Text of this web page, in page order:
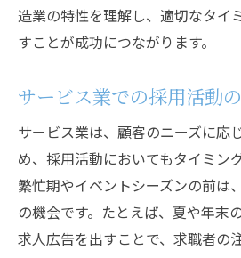
造業の特性を理解し、適切なタイ
すことが成功につながります。
サービス業での採用活動
サービス業は、顧客のニーズに応
め、採用活動においてもタイミン
繁忙期やイベントシーズンの前は
の機会です。たとえば、夏や年末
求人広告を出すことで、求職者の